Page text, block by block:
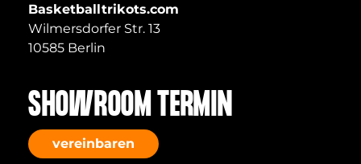
Basketballtrikots.com
Wilmersdorfer Str. 13
10585 Berlin
SHOWROOM TERMIN
vereinbaren